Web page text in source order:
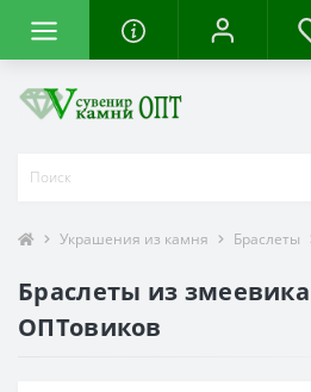
Украшения из камня Браслеты
Браслеты из
ОПТовиков